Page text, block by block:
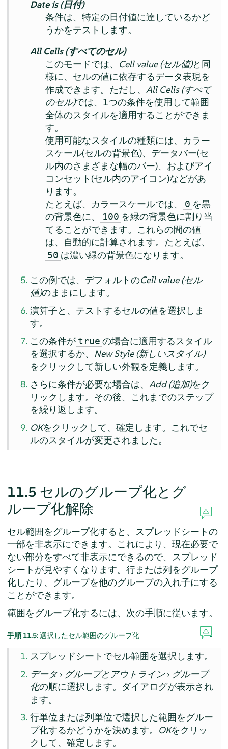
Date is (日付)
条件は、特定の日付値に達しているかど
うかをテストします。
All Cells (すべてのセル)
このモードでは、 Cell value (セル値)と同
様に、セルの値に依存するデータ表現を
作成できます。ただし、All Cells (すべて
のセル)では、1つの条件を使用して範囲
全体のスタイルを適用することができま
す。
使用可能なスタイルの種類には、カラー
スケール(セルの背景色)、データバー(セ
ル内のさまざまな幅のバー)、およびアイ
コンセット(セル内のアイコン)などがあ
ります。
たとえば、カラースケールでは、
0 を黒
の背景色に、
100 を緑の背景色に割り当
てることができます。これらの間の値
は、自動的に計算されます。たとえば、
50 は濃い緑の背景色になります。
この例では、デフォルトのCell value (セル
値)のままにします。
演算子と、テストするセルの値を選択しま
す。
この条件が true の場合に適用するスタイル
を選択するか、 New Style (新しいスタイル)
をクリックして新しい外観を定義します。
さらに条件が必要な場合は、Add (追加)をク
リックします。その後、これまでのステップ
を繰り返します。
OKをクリックして、確定します。これでセ
ルのスタイルが変更されました。
11.5 セルのグループ化とグ
ループ化解除
セル範囲をグループ化すると、スプレッドシートの
一部を非表示にできます。これにより、現在必要で
ない部分をすべて非表示にできるので、スプレッド
シートが見やすくなります。行または列をグループ
化したり、グループを他のグループの入れ子にする
ことができます。
範囲をグループ化するには、次の手順に従います。
手順 11.5:選択したセル範囲のグループ化
スプレッドシートでセル範囲を選択します。
データ › グループとアウトライン› グループ
化の順に選択します。ダイアログが表示され
ます。
行単位または列単位で選択した範囲をグルー
プ化するかどうかを決めます。 OKをクリッ
クして、確定します。